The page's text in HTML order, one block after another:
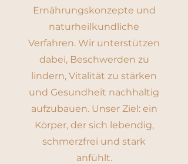
Ernährungskonzepte und
naturheilkundliche
Verfahren. Wir unterstützen
dabei, Beschwerden zu
lindern, Vitalität zu stärken
und Gesundheit nachhaltig
aufzubauen. Unser Ziel: ein
Körper, der sich lebendig,
schmerzfrei und stark
anfühlt.